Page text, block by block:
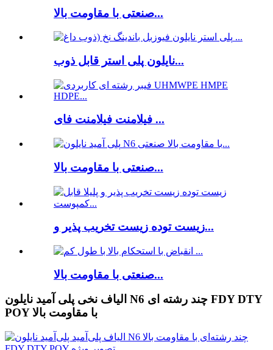
صنعتی با مقاومت بالا...
نایلون پلی استر قابل ذوب...
فیلامنت فیلامنت فای ...
صنعتی با مقاومت بالا...
زیست توده زیست تخریب پذیر و...
صنعتی با مقاومت بالا...
الیاف نخی پلی آمید نایلون N6 چند رشته ای FDY DTY
POY با مقاومت بالا